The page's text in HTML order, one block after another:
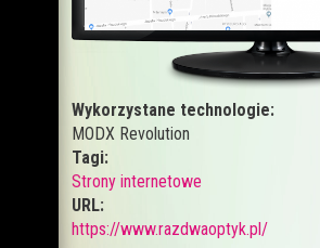
Wykorzystane technologie:
MODX Revolution
Tagi:
Strony internetowe
URL:
https://www.razdwaoptyk.pl/